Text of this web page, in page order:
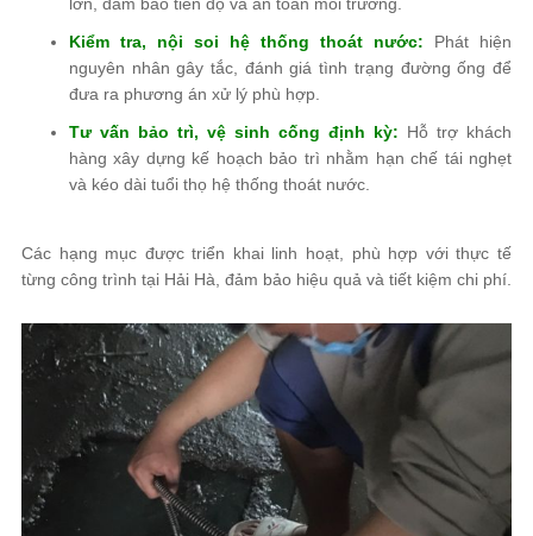
Kiểm tra, nội soi hệ thống thoát nước: Phát hiện
nguyên nhân gây tắc, đánh giá tình trạng đường ống để
đưa ra phương án xử lý phù hợp.
Tư vấn bảo trì, vệ sinh cống định kỳ: Hỗ trợ khách
hàng xây dựng kế hoạch bảo trì nhằm hạn chế tái nghẹt
và kéo dài tuổi thọ hệ thống thoát nước.
Các hạng mục được triển khai linh hoạt, phù hợp với thực tế
từng công trình tại Hải Hà, đảm bảo hiệu quả và tiết kiệm chi phí.